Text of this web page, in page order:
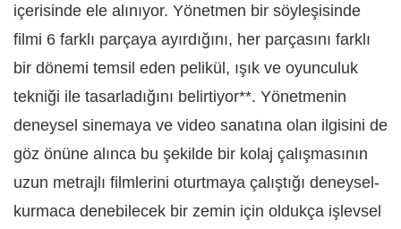
içerisinde ele alınıyor. Yönetmen bir söyleşisinde
filmi 6 farklı parçaya ayırdığını, her parçasını farklı
bir dönemi temsil eden pelikül, ışık ve oyunculuk
tekniği ile tasarladığını belirtiyor**. Yönetmenin
deneysel sinemaya ve video sanatına olan ilgisini de
göz önüne alınca bu şekilde bir kolaj çalışmasının
uzun metrajlı filmlerini oturtmaya çalıştığı deneysel-
kurmaca denebilecek bir zemin için oldukça işlevsel